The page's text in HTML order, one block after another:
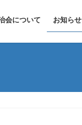
会について お知らせ